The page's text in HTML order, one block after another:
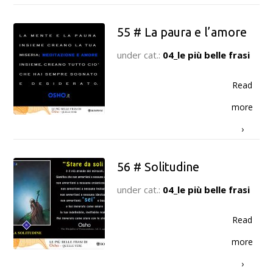
55 # La paura e l’amore
under cat.: 04_le più belle frasi
Read
more
›
56 # Solitudine
under cat.: 04_le più belle frasi
Read
more
›